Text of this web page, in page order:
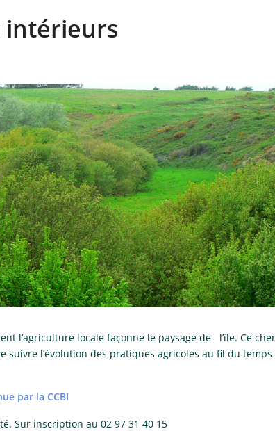
intérieurs
l’agriculture locale façonne le paysage de l’île. Ce
suivre l’évolution des pratiques agricoles au fil du
par la CCBI
Sur inscription au 02 97 31 40 15